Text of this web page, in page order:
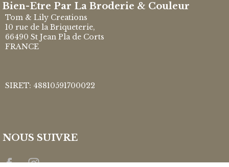
Bien-Etre Par La Broderie & Couleur
Tom & Lily Creations
10 rue de la Briqueterie,
66490 St Jean Pla de Corts
FRANCE
SIRET: 48810591700022
NOUS SUIVRE